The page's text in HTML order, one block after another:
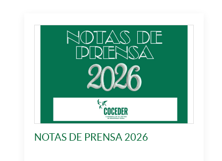
NOTAS DE PRENSA 2026